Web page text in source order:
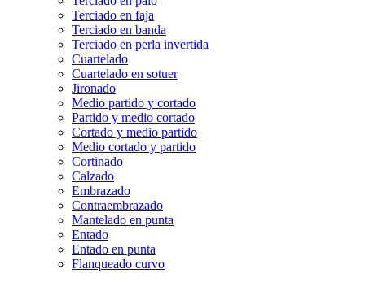
Terciado en faja
Terciado en banda
Terciado en perla invertida
Cuartelado
Cuartelado en sotuer
Jironado
Medio partido y cortado
Partido y medio cortado
Cortado y medio partido
Medio cortado y partido
Cortinado
Calzado
Embrazado
Contraembrazado
Mantelado en punta
Entado
Entado en punta
Flanqueado curvo